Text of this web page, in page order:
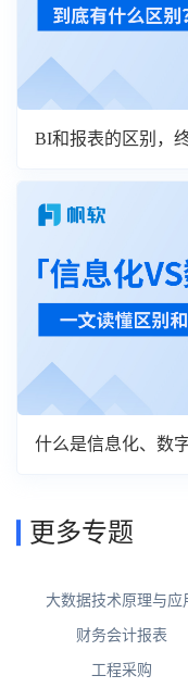
BI和报表的区别，
什么是信息化、数
更多专题
大数据技术原理与应
财务会计报表
工程采购